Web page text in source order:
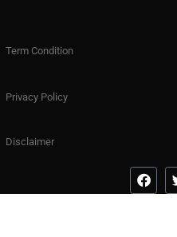
Term Condition
Privacy Policy
Disclaimer